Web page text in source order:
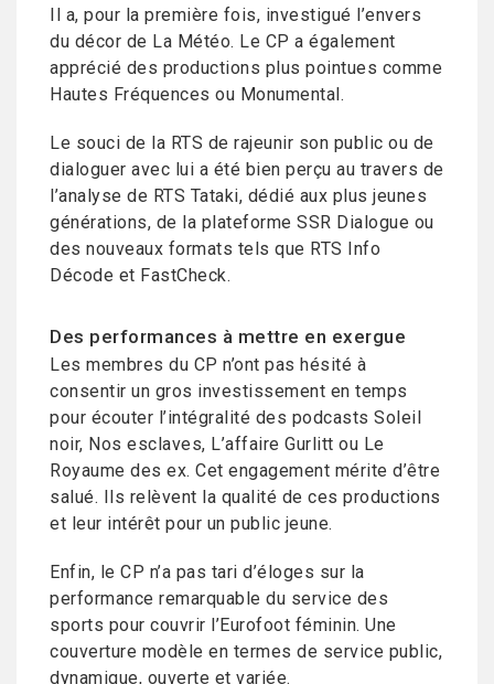
Il a, pour la première fois, investigué l’envers
du décor de La Météo. Le CP a également
apprécié des productions plus pointues comme
Hautes Fréquences ou Monumental.
Le souci de la RTS de rajeunir son public ou de
dialoguer avec lui a été bien perçu au travers de
l’analyse de RTS Tataki, dédié aux plus jeunes
générations, de la plateforme SSR Dialogue ou
des nouveaux formats tels que RTS Info
Décode et FastCheck.
Des performances à mettre en exergue
Les membres du CP n’ont pas hésité à
consentir un gros investissement en temps
pour écouter l’intégralité des podcasts Soleil
noir, Nos esclaves, L’affaire Gurlitt ou Le
Royaume des ex. Cet engagement mérite d’être
salué. Ils relèvent la qualité de ces productions
et leur intérêt pour un public jeune.
Enfin, le CP n’a pas tari d’éloges sur la
performance remarquable du service des
sports pour couvrir l’Eurofoot féminin. Une
couverture modèle en termes de service public,
dynamique, ouverte et variée.